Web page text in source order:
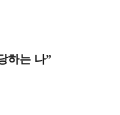
하는 나”